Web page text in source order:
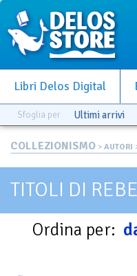
Libri Delos Digital
Sfoglia per Ultimi arrivi
COLLEZIONISMO > AUTORI
TITOLI DI
Ordina per: